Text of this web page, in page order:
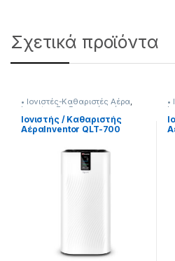
Σχετικά προϊόντα
• Ιονιστές-Καθαριστές Αέρα,
Inventor Επεξεργασία αέρα
Ιονιστής / Καθαριστής
ΑέραInventor QLT-700
•